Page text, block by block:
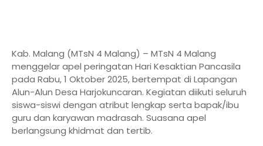
Kab. Malang (MTsN 4 Malang) – MTsN 4 Malang
menggelar apel peringatan Hari Kesaktian Pancasila
pada Rabu, 1 Oktober 2025, bertempat di Lapangan
Alun-Alun Desa Harjokuncaran. Kegiatan diikuti seluruh
siswa-siswi dengan atribut lengkap serta bapak/ibu
guru dan karyawan madrasah. Suasana apel
berlangsung khidmat dan tertib.